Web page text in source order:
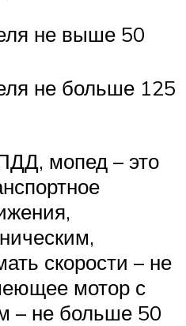
не выше 50
не больше 125
мопед – это
скорости – не
мотор с
– не больше 50